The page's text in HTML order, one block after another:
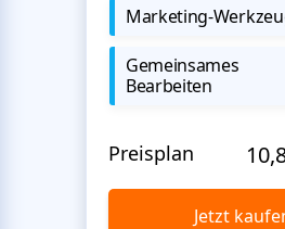
Marketing-
Gemeinsames
Bearbeiten
Preisplan
Jetzt